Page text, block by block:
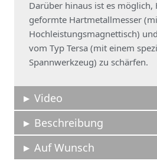
Darüber hinaus ist es möglich,
geformte Hartmetallmesser
Hochleistungsmagnettisch)
vom Typ Tersa (mit einem
Spannwerkzeug) zu schärfen.
Video
Beschreibung
Auf Wunsch